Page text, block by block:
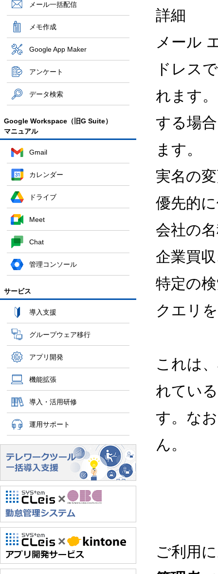
メール一括配信
メモ作成
Google App Maker
アンケート
データ検索
Google Workspace（旧G Suite）
マニュアル
Gmail
カレンダー
ドライブ
Meet
Chat
管理コンソール
サービス
導入支援
グループウェア移行
アプリ開発
機能拡張
導入・活用研修
運用サポート
詳細
メール
ドレス
れます
する場
ます。
実名の
優先的
会社の
企業買
特定の
クエリ
これは
れてい
す。な
ん。
ご利用